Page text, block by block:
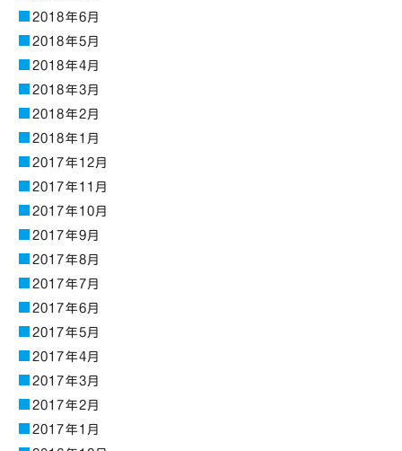
2018年6月
2018年5月
2018年4月
2018年3月
2018年2月
2018年1月
2017年12月
2017年11月
2017年10月
2017年9月
2017年8月
2017年7月
2017年6月
2017年5月
2017年4月
2017年3月
2017年2月
2017年1月